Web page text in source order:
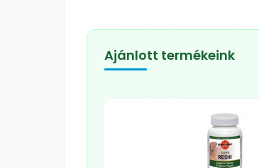
Ajánlott termékeink